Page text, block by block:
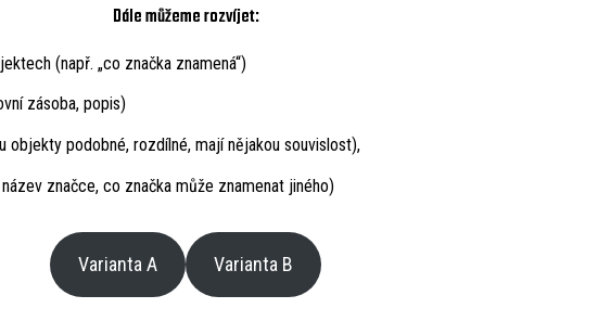
Dále můžeme rozvíjet:
(např. „co značka znamená“)
zásoba, popis)
objekty podobné, rozdílné, mají nějakou souvislost),
značce, co značka může znamenat jiného)
Varianta A Varianta B